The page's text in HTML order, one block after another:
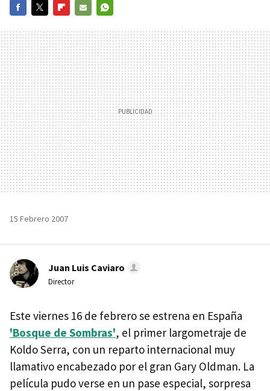
MAIL
15 Febrero 2007
Juan Luis Caviaro
Director
Este viernes 16 de febrero se estrena en España
'Bosque de Sombras', el primer largometraje de
Koldo Serra, con un reparto internacional muy
llamativo encabezado por el gran Gary Oldman. La
película pudo verse en un pase especial, sorpresa